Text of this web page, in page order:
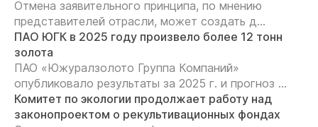
Отмена заявительного принципа, по мнению
представителей отрасли, может создать д...
ПАО ЮГК в 2025 году произвело более 12 тонн
золота
ПАО «Южуралзолото Группа Компаний»
опубликовало результаты за 2025 г. и прогноз ...
Комитет по экологии продолжает работу над
законопроектом о рекультивационных фондах